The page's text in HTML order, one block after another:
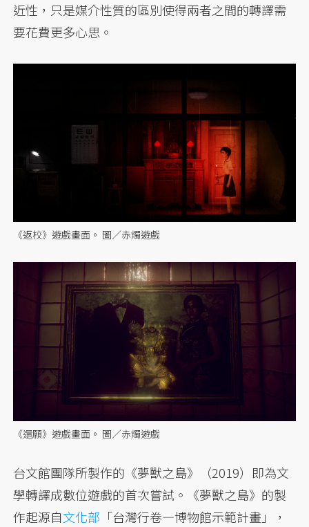
近性，只是媒介性質的區別使得兩者之間的轉譯需
要花費更多心思。
《返校》遊戲畫面。 圖／赤燭遊戲
《還願》遊戲畫面。 圖／赤燭遊戲
台文館團隊所製作的《夢獸之島》（2019）即為文
學轉譯成數位遊戲的首次嘗試。《夢獸之島》的製
作起源自文化部 「台灣行卷—博物館示範計畫」，